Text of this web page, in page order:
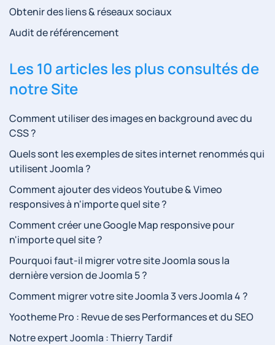
Obtenir des liens & réseaux sociaux
Audit de référencement
Les 10 articles les plus consultés de
notre Site
Comment utiliser des images en background avec du
CSS ?
Quels sont les exemples de sites internet renommés qui
utilisent Joomla ?
Comment ajouter des videos Youtube & Vimeo
responsives à n'importe quel site ?
Comment créer une Google Map responsive pour
n'importe quel site ?
Pourquoi faut-il migrer votre site Joomla sous la
dernière version de Joomla 5 ?
Comment migrer votre site Joomla 3 vers Joomla 4 ?
Yootheme Pro : Revue de ses Performances et du SEO
Notre expert Joomla : Thierry Tardif